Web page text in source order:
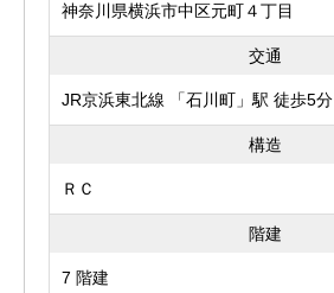
神奈川県横浜市中区元町４丁目
交通
JR京浜東北線 「石川町」駅 徒歩5分
構造
ＲＣ
階建
7 階建